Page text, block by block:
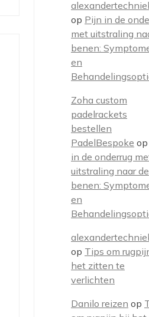
op Pijn in de
met uitstraling
benen:
en
Zoha custom
padelrackets
bestellen
PadelBespoke op
in de onderrug
uitstraling naar de
benen:
en
op Tips om
het zitten te
verlichten
Danilo reizen op